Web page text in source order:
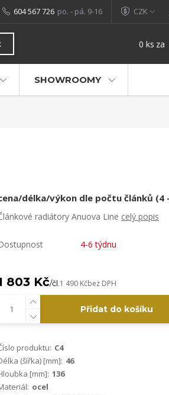
CZK
604 567 726 po. - pá. 9-16
0 ks za
SHOWROOMY
délka/výkon dle počtu článků (4
radiátory Anuova Line celý popis
4-6 týdnu
803 Kč/čl. 1 490 Kčbez DPH
Přidat do košíku
produktu: C4
(šířka) [mm]: 46
[mm]: 136
ocel